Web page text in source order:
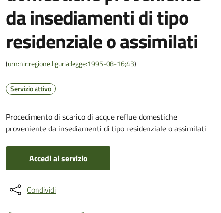
da insediamenti di tipo
residenziale o assimilati
(urn:nir:regione.liguria:legge:1995-08-16;43)
Servizio attivo
Procedimento di scarico di acque reflue domestiche
proveniente da insediamenti di tipo residenziale o assimilati
Accedi al servizio
Condividi